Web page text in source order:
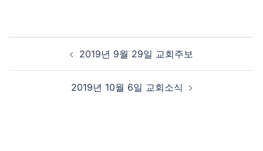
Post navigation
2019년 9월 29일 교회주보
2019년 10월 6일 교회소식